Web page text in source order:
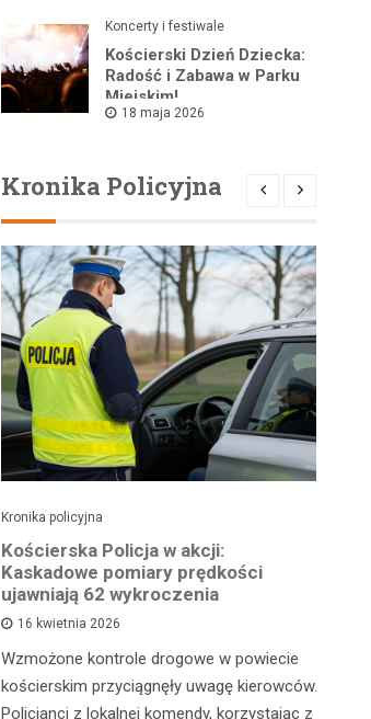
Koncerty i festiwale
Kościerski Dzień Dziecka:
Radość i Zabawa w Parku
Miejskim!
18 maja 2026
Kronika Policyjna
Kronika policyjna
Kościerska Policja w akcji:
Kaskadowe pomiary prędkości
ujawniają 62 wykroczenia
16 kwietnia 2026
Wzmożone kontrole drogowe w powiecie
kościerskim przyciągnęły uwagę kierowców.
Policjanci z lokalnej komendy, korzystając z